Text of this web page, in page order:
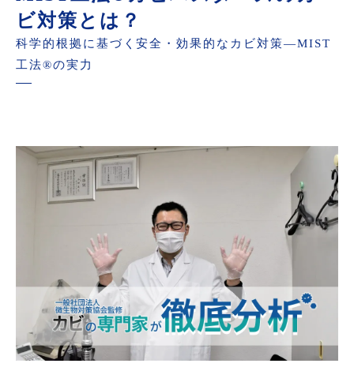
ビ対策とは？
科学的根拠に基づく安全・効果的なカビ対策—MIST
工法®の実力